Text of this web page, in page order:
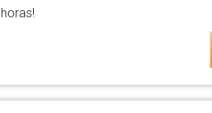
horas!